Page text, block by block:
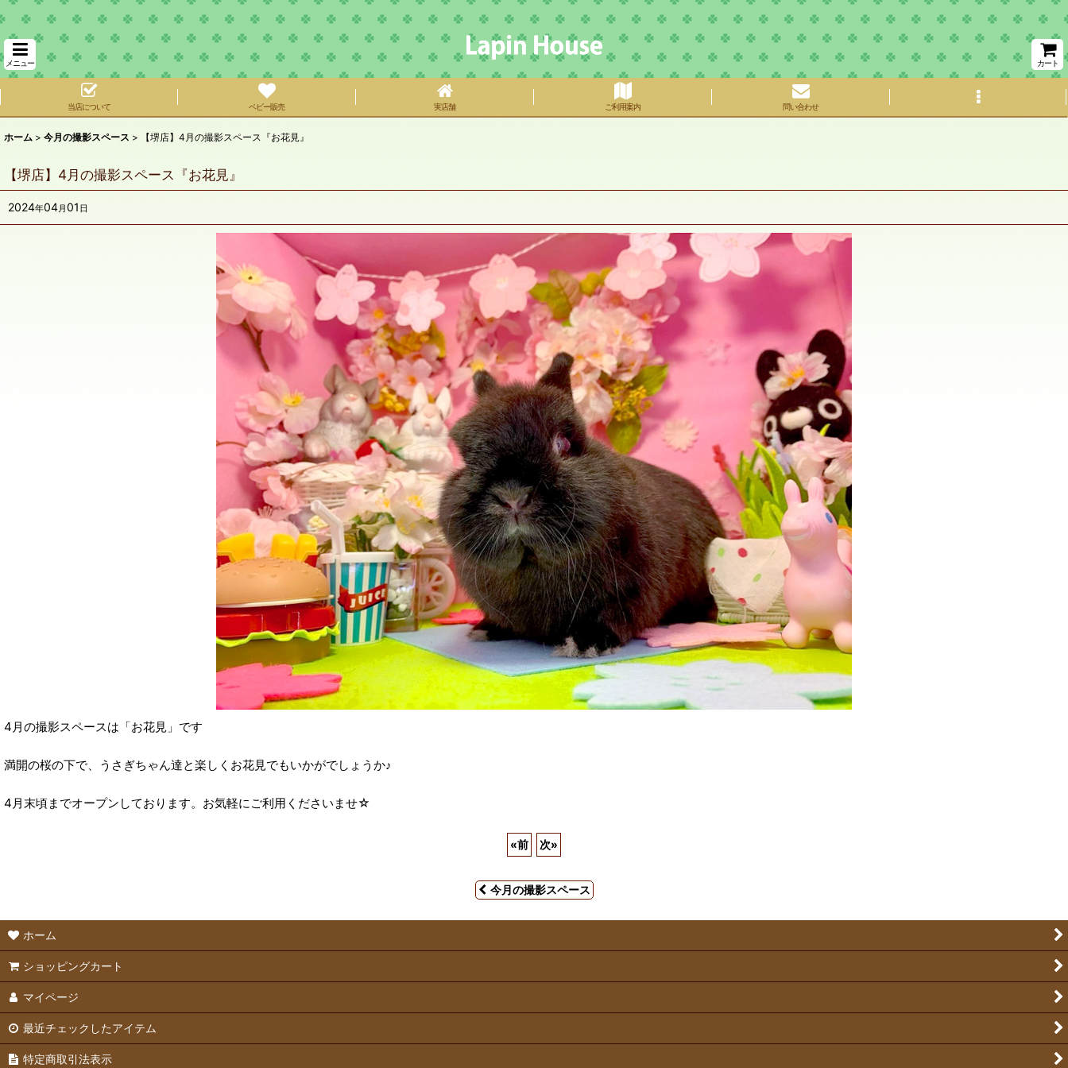
メニュー カート
当店について ベビー販売 実店舗 ご利用案内 問い合わせ
ホーム > 今月の撮影スペース > 【堺店】4月の撮影スペース『お花見』
【堺店】4月の撮影スペース『お花見』
2024年04月01 日
4月の撮影スペースは「お花見」です
満開の桜の下で、うさぎちゃん達と楽しくお花見でもいかがでしょうか♪
4月末頃までオープンしております。お気軽にご利用くださいませ☆
«前 次»
今月の撮影スペース
ホーム
ショッピングカート
マイページ
最近チェックしたアイテム
特定商取引法表示